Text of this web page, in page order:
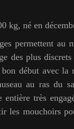
kg, né en
permettent au
des plus
début avec la
au ras du
très
les mouchoirs